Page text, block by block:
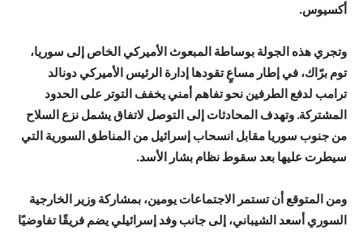
أكسيوس.
وتجري هذه الجولة بوساطة المبعوث الأميركي الخاص إلى سوريا،
توم برّاك، في إطار مساعٍ تقودها إدارة الرئيس الأميركي دونالد
ترامب لدفع الطرفين نحو تفاهم أمني يخفف التوتر على الحدود
المشتركة. وتهدف المحادثات إلى التوصل لاتفاق يشمل نزع السلاح
من جنوب سوريا مقابل انسحاب إسرائيل من المناطق السورية التي
سيطرت عليها بعد سقوط نظام بشار الأسد.
ومن المتوقع أن تستمر الاجتماعات يومين، بمشاركة وزير الخارجية
السوري أسعد الشيباني، إلى جانب وفد إسرائيلي يضم فريقًا تفاوضيًا